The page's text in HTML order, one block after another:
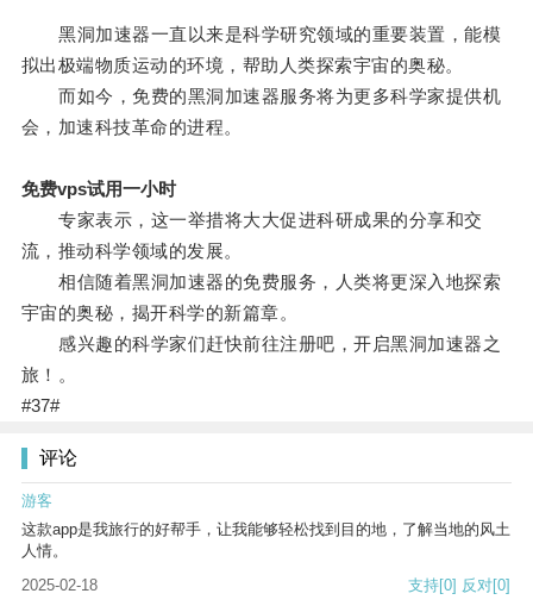
黑洞加速器一直以来是科学研究领域的重要装置，能模
拟出极端物质运动的环境，帮助人类探索宇宙的奥秘。
而如今，免费的黑洞加速器服务将为更多科学家提供机
会，加速科技革命的进程。
免费vps试用一小时
专家表示，这一举措将大大促进科研成果的分享和交
流，推动科学领域的发展。
相信随着黑洞加速器的免费服务，人类将更深入地探索
宇宙的奥秘，揭开科学的新篇章。
感兴趣的科学家们赶快前往注册吧，开启黑洞加速器之
旅！。
#37#
评论
游客
这款app是我旅行的好帮手，让我能够轻松找到目的地，了解当地的风土
人情。
2025-02-18
支持[0] 反对[0]